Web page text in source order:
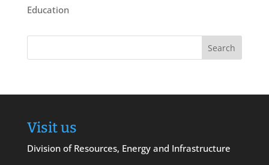
Education
Visit us
Division of Resources, Energy and Infrastructure